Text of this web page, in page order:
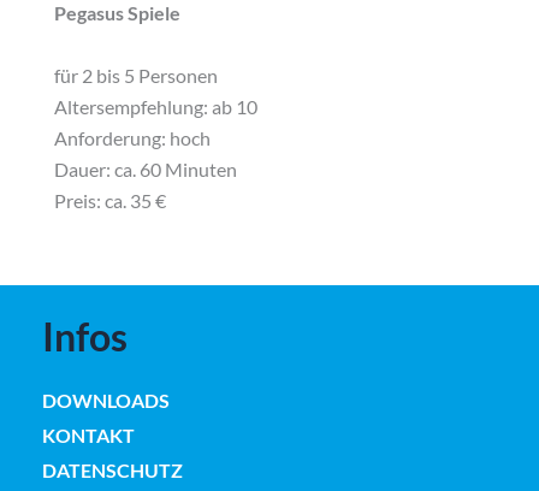
Pegasus Spiele
für 2 bis 5 Personen
Altersempfehlung: ab 10
Anforderung: hoch
Dauer: ca. 60 Minuten
Preis: ca. 35 €
Infos
DOWNLOADS
KONTAKT
DATENSCHUTZ